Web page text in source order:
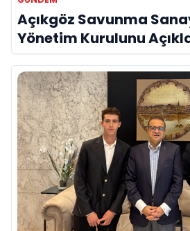
Açıkgöz Savunma
Yönetim Kurulunu
Savunma Sanayinde
Vurgusu